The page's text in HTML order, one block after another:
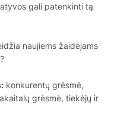
gali patenkinti tą
naujiems žaidėjams
konkurentų grėsmė,
grėsmė, tiekėjų ir